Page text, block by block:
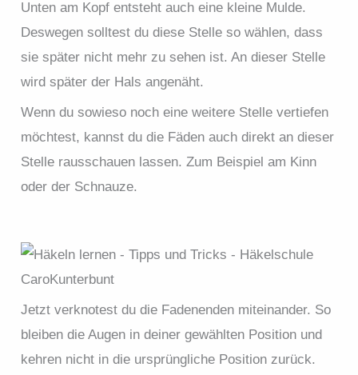
Unten am Kopf entsteht auch eine kleine Mulde.
Deswegen solltest du diese Stelle so wählen, dass
sie später nicht mehr zu sehen ist. An dieser Stelle
wird später der Hals angenäht.
Wenn du sowieso noch eine weitere Stelle vertiefen
möchtest, kannst du die Fäden auch direkt an dieser
Stelle rausschauen lassen. Zum Beispiel am Kinn
oder der Schnauze.
Jetzt verknotest du die Fadenenden miteinander. So
bleiben die Augen in deiner gewählten Position und
kehren nicht in die ursprüngliche Position zurück.